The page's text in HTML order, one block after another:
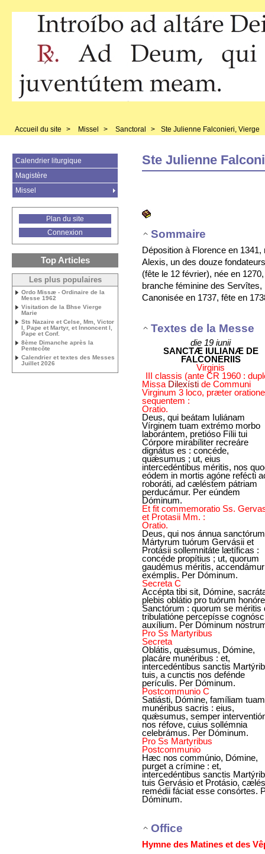
Accueil du site > Missel > Sanctoral > Ste Julienne Falconieri, Vierge
Ste Julienne
Sommaire
Déposition à Florence en 1341,
Alexis, un des douze
(fête le 12 février), née en
branche féminine des
Canonisée en 1737, fête en
Textes de la Messe
die 19 iunii
SANCTÆ IULIANÆ DE
FALCONERIIS
Virginis
III classis (ante CR 1960 :
Missa Dilexísti de Communi
Virginum 3 loco, præter
sequentem :
Oratio.
Deus, qui beátam Iuliánam
Vírginem tuam extrémo morbo
laborántem, pretióso Fílii tui
Córpore mirabíliter recreáre
dignátus es : concéde,
quǽsumus ; ut, eius
intercedéntibus méritis, nos
eódem in mortis agóne refécti
roboráti, ad cæléstem pátriam
perducámur. Per eúndem
Dóminum.
Et fit commemoratio Ss.
et Protasii Mm. :
Oratio.
Deus, qui nos ánnua sanctórum
Mártyrum tuórum Gervásii et
Protásii sollemnitáte lætíficas :
concéde propítius ; ut, quorum
gaudémus méritis, accendámur
exémplis. Per Dóminum.
Secreta C
Accépta tibi sit, Dómine,
plebis oblátio pro tuórum honóre
Sanctórum : quorum se méritis
tribulatióne percepísse
auxílium. Per Dóminum
Pro Ss Martyribus
Secreta
Oblátis, quǽsumus, Dómine,
placáre munéribus : et,
intercedéntibus sanctis
tuis, a cunctis nos defénde
perículis. Per Dóminum.
Postcommunio C
Satiásti, Dómine, famíliam tuam
munéribus sacris : eius,
quǽsumus, semper
nos réfove, cuius sollémnia
celebrámus. Per Dóminum.
Pro Ss Martyribus
Postcommunio
Hæc nos commúnio, Dómine,
purget a crímine : et,
intercedéntibus sanctis
tuis Gervásio et Protásio,
remédii fáciat esse consórtes.
Dóminum.
Office
Hymne des Matines et des
Calendrier liturgique
Magistère
Missel
Plan du site
Connexion
Top Articles
Les plus populaires
Ordo Missæ - Ordinaire de la
Messe 1962
Visitation de la Bhse Vierge
Marie
Sts Nazaire et Celse, Mm, Victor
I, Pape et Martyr, et Innoncent I,
Pape et Conf.
8ème Dimanche après la
Pentecôte
Calendrier et textes des Messes
Juillet 2026